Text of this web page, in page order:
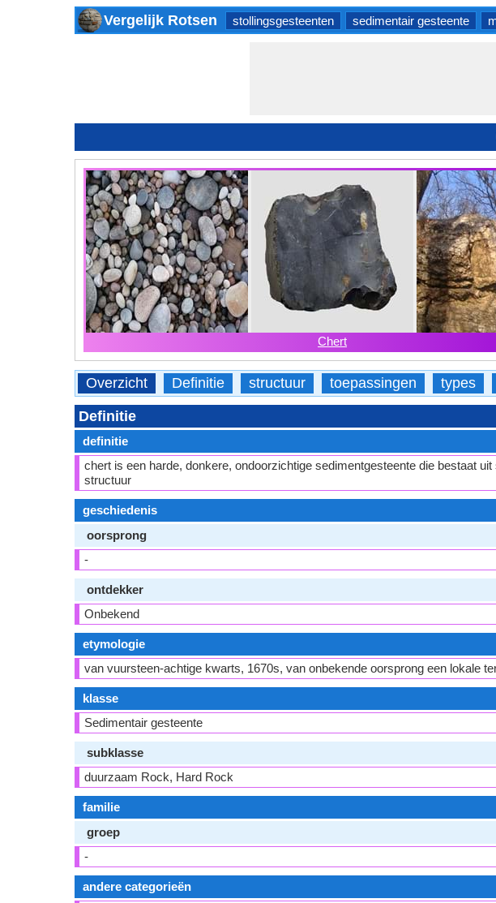
Vergelijk Rotsen stollingsgesteenten sedimentair gesteente
Chert
Overzicht Definitie structuur toepassingen types
Definitie
definitie
chert is een harde, donkere, ondoorzichtige sedimentgesteente die bestaat
structuur
geschiedenis
oorsprong
-
ontdekker
Onbekend
etymologie
van vuursteen-achtige kwarts, 1670s, van onbekende oorsprong een lokale
klasse
Sedimentair gesteente
subklasse
duurzaam Rock, Hard Rock
familie
groep
-
andere categorieën